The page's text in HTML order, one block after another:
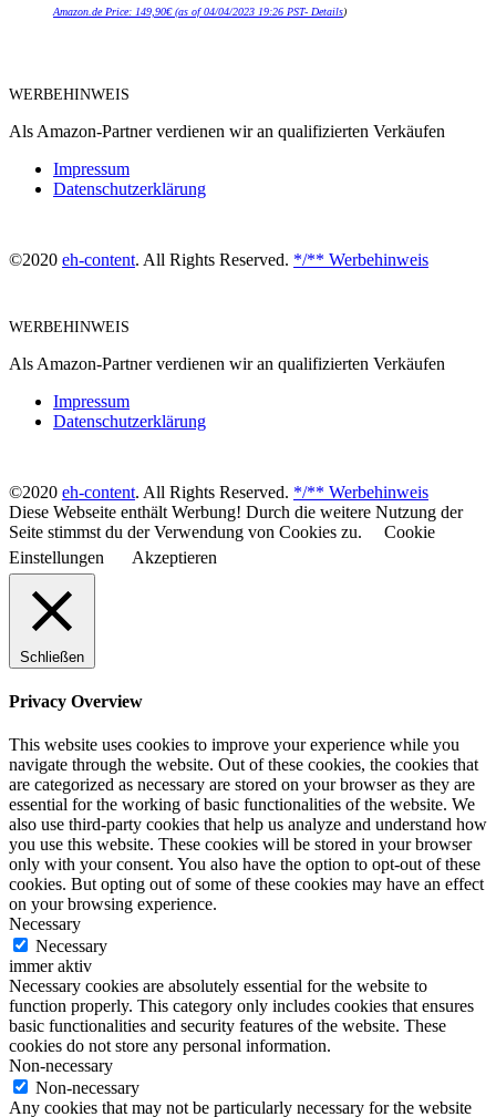
Amazon.de Price: 149,90€(as of 04/04/2023 19:26 PST- Details)
WERBEHINWEIS
Als Amazon-Partner verdienen wir an qualifizierten Verkäufen
Impressum
Datenschutzerklärung
©2020 eh-content. All Rights Reserved. */** Werbehinweis
WERBEHINWEIS
Als Amazon-Partner verdienen wir an qualifizierten Verkäufen
Impressum
Datenschutzerklärung
©2020 eh-content. All Rights Reserved. */** Werbehinweis
Diese Webseite enthält Werbung! Durch die weitere Nutzung der
Seite stimmst du der Verwendung von Cookies zu.
Cookie
Einstellungen
Akzeptieren
Schließen
Privacy Overview
This website uses cookies to improve your experience while you
navigate through the website. Out of these cookies, the cookies that
are categorized as necessary are stored on your browser as they are
essential for the working of basic functionalities of the website. We
also use third-party cookies that help us analyze and understand how
you use this website. These cookies will be stored in your browser
only with your consent. You also have the option to opt-out of these
cookies. But opting out of some of these cookies may have an effect
on your browsing experience.
Necessary
Necessary
immer aktiv
Necessary cookies are absolutely essential for the website to
function properly. This category only includes cookies that ensures
basic functionalities and security features of the website. These
cookies do not store any personal information.
Non-necessary
Non-necessary
Any cookies that may not be particularly necessary for the website